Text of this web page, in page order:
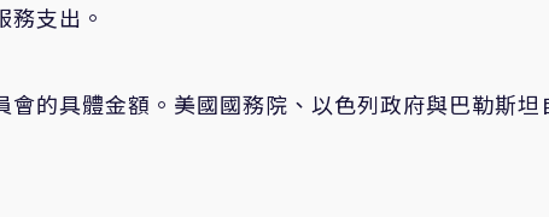
支出。
的具體金額。美國國務院、以色列政府與巴勒斯坦